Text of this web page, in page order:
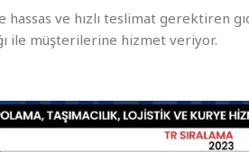
hassas ve hızlı teslimat gerektiren
ile müşterilerine hizmet veriyor.